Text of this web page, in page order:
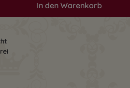
In den Warenkorb